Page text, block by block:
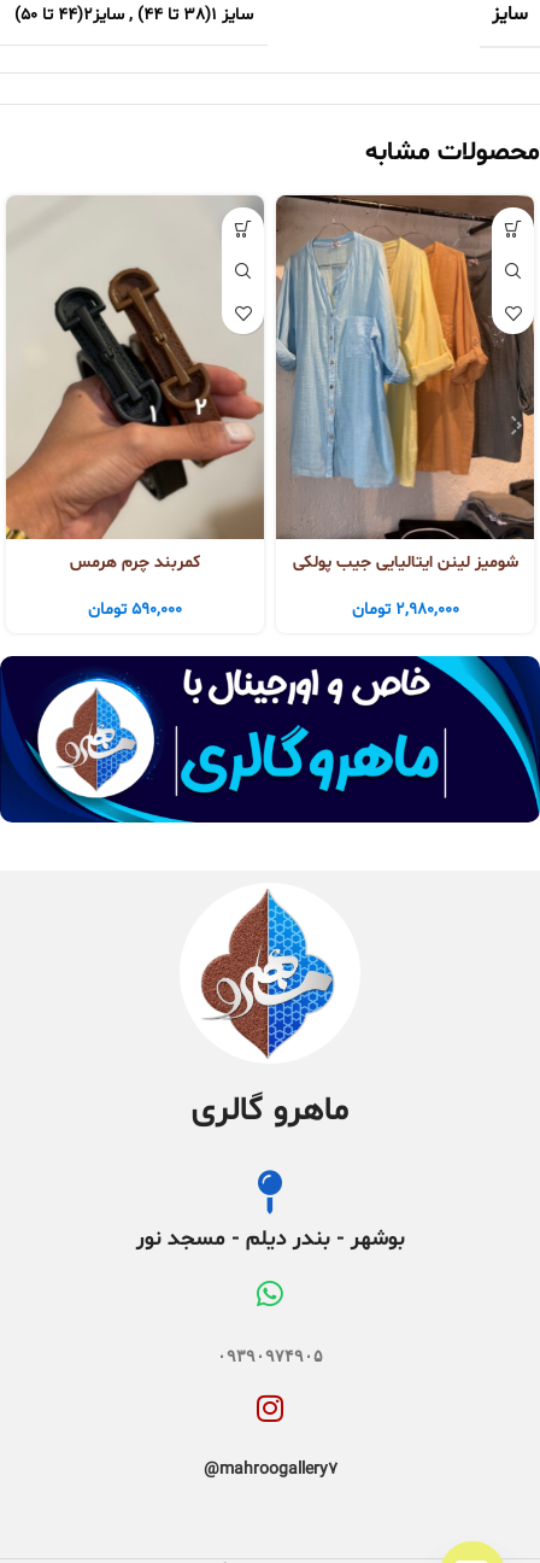
سایز سایز 1(38 تا 44) ,سایز2(44 تا 50)
محصولات مشابه
شومیز لینن ایتالیایی جیب پولکی
2,980,000 تومان
کمربند چرم هرمس
590,000 تومان
ماهرو گالری
بوشهر - بندر دیلم - مسجد نور
۰۹۳۹۰۹۷۴۹۰۵
mahroogallery7@